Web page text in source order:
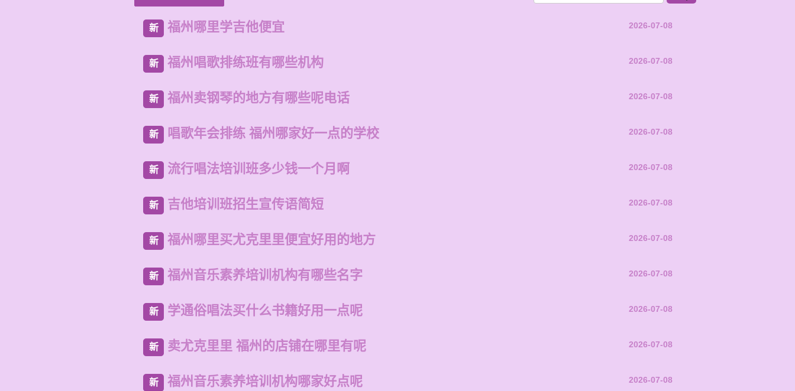
新 福州哪里学吉他便宜 2026-07-08
新 福州唱歌排练班有哪些机构 2026-07-08
新 福州卖钢琴的地方有哪些呢电话 2026-07-08
新 唱歌年会排练 福州哪家好一点的学校 2026-07-08
新 流行唱法培训班多少钱一个月啊 2026-07-08
新 吉他培训班招生宣传语简短 2026-07-08
新 福州哪里买尤克里里便宜好用的地方 2026-07-08
新 福州音乐素养培训机构有哪些名字 2026-07-08
新 学通俗唱法买什么书籍好用一点呢 2026-07-08
新 卖尤克里里 福州的店铺在哪里有呢 2026-07-08
新 福州音乐素养培训机构哪家好点呢 2026-07-08